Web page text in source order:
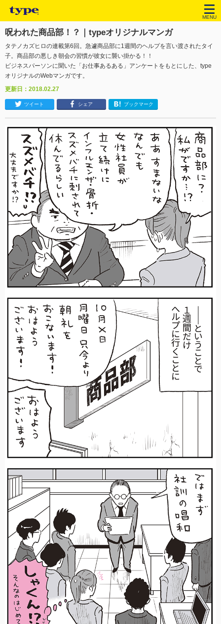
MENU
呪われた商品部！？｜typeオリジナルマンガ
タテノカズヒロの連載第6回。急遽商品部に1週間のヘルプを言い渡されたタイ
子。商品部の悪しき朝会の習慣が彼女に襲い掛かる！！
ビジネスパーソンに聞いた「お仕事あるある」アンケートをもとにした、type
オリジナルのWebマンガです。
更新日：2018.02.27
ツイート シェア ブックマーク